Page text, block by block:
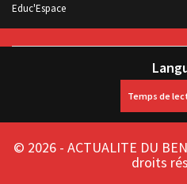
Educ'Espace
© 2026 - ACTUALITE DU
droits